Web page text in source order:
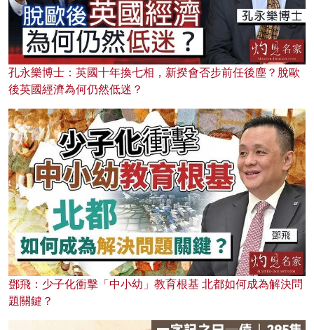
孔永樂博士：英國十年換七相，新揆會否步前任後塵？脫歐
後英國經濟為何仍然低迷？
鄧飛：少子化衝擊「中小幼」教育根基 北都如何成為解決問
題關鍵？